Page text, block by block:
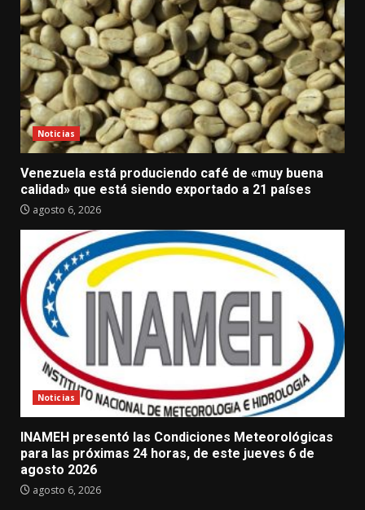
Noticias
Venezuela está produciendo café de «muy buena
calidad» que está siendo exportado a 21 países
agosto 6, 2026
Noticias
INAMEH presentó las Condiciones Meteorológicas
para las próximas 24 horas, de este jueves 6 de
agosto 2026
agosto 6, 2026